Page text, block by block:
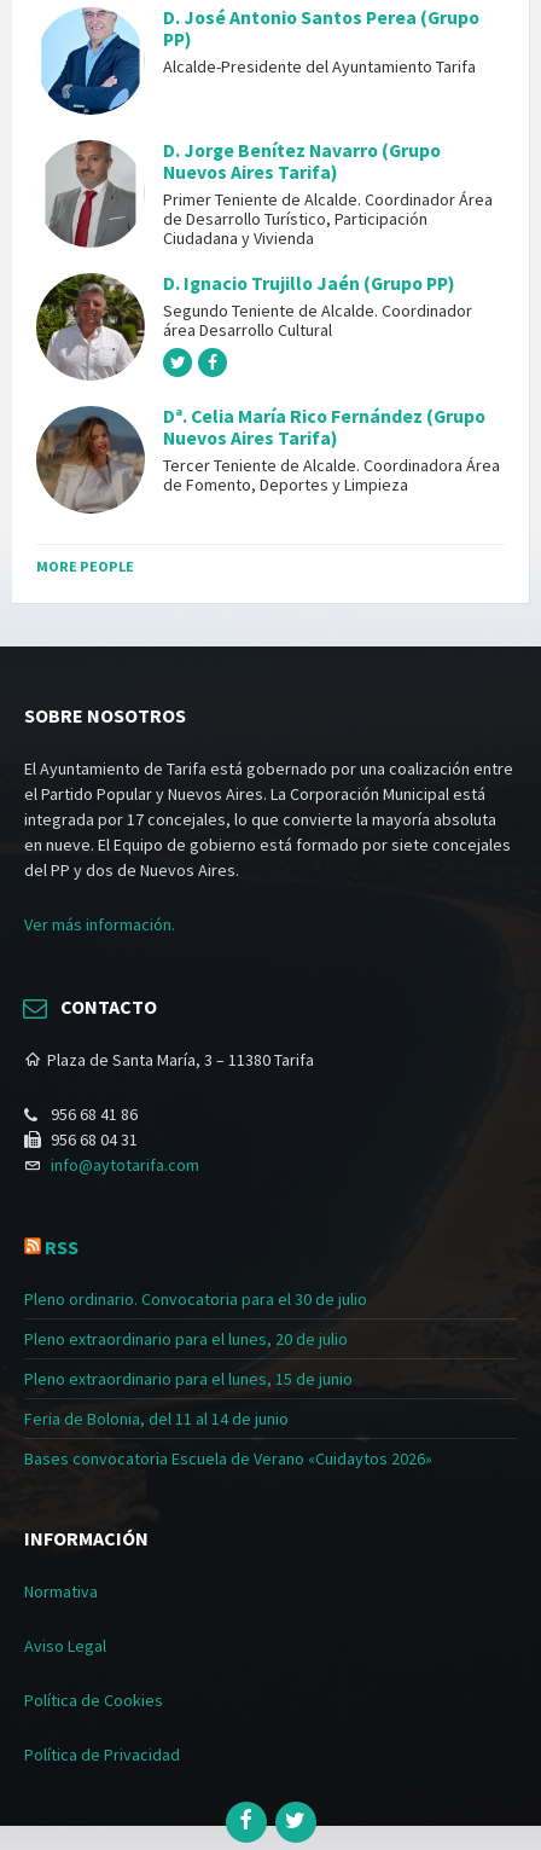
D. José Antonio Santos Perea (Grupo
PP)
Alcalde-Presidente del Ayuntamiento Tarifa
D. Jorge Benítez Navarro (Grupo
Nuevos Aires Tarifa)
Primer Teniente de Alcalde. Coordinador Área
de Desarrollo Turístico, Participación
Ciudadana y Vivienda
D. Ignacio Trujillo Jaén (Grupo PP)
Segundo Teniente de Alcalde. Coordinador
área Desarrollo Cultural
Dª. Celia María Rico Fernández (Grupo
Nuevos Aires Tarifa)
Tercer Teniente de Alcalde. Coordinadora Área
de Fomento, Deportes y Limpieza
MORE PEOPLE
SOBRE NOSOTROS
El Ayuntamiento de Tarifa está gobernado por una coalización entre
el Partido Popular y Nuevos Aires. La Corporación Municipal está
integrada por 17 concejales, lo que convierte la mayoría absoluta
en nueve. El Equipo de gobierno está formado por siete concejales
del PP y dos de Nuevos Aires.
Ver más información.
CONTACTO
Plaza de Santa María, 3 – 11380 Tarifa
956 68 41 86
956 68 04 31
info@aytotarifa.com
RSS
Pleno ordinario. Convocatoria para el 30 de julio
Pleno extraordinario para el lunes, 20 de julio
Pleno extraordinario para el lunes, 15 de junio
Feria de Bolonia, del 11 al 14 de junio
Bases convocatoria Escuela de Verano «Cuidaytos 2026»
INFORMACIÓN
Normativa
Aviso Legal
Política de Cookies
Política de Privacidad